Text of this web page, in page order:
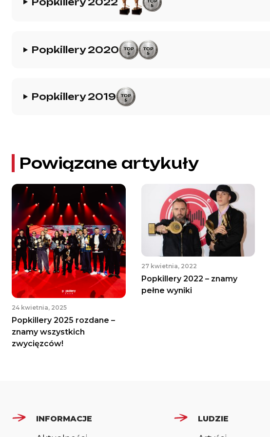
Popkillery 2020
Popkillery 2019
Powiązane artykuły
24 kwietnia, 2025
Popkillery 2025 rozdane –
znamy wszystkich
zwycięzców!
27 kwietnia, 2022
Popkillery 2022 – znamy
pełne wyniki
INFORMACJE LUDZIE